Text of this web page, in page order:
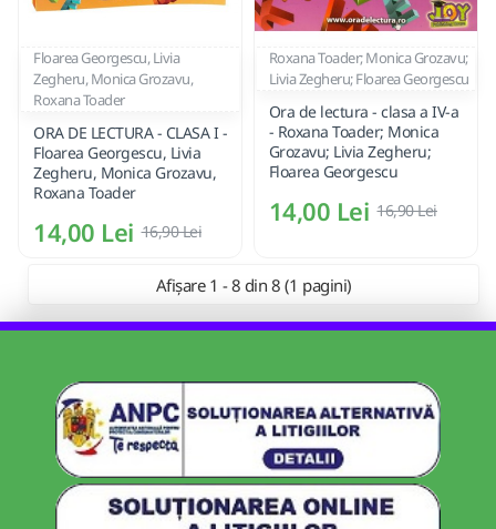
Floarea Georgescu, Livia
Zegheru, Monica Grozavu,
Roxana Toader
ORA DE LECTURA - CLASA I -
Floarea Georgescu, Livia
Zegheru, Monica Grozavu,
Roxana Toader
14,00 Lei 16,90 Lei
Roxana Toader; Monica Grozavu;
Livia Zegheru; Floarea Georgescu
Ora de lectura - clasa a IV-a
- Roxana Toader; Monica
Grozavu; Livia Zegheru;
Floarea Georgescu
14,00 Lei 16,90 Lei
Afișare 1 - 8 din 8 (1 pagini)